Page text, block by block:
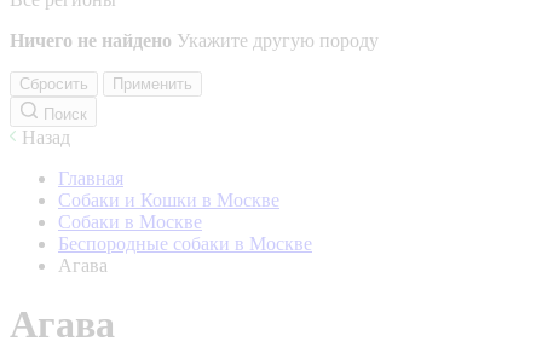
Ничего не найдено Укажите другую породу
Сбросить
Применить
Поиск
Назад
Главная
Собаки и Кошки в Москве
Собаки в Москве
Беспородные собаки в Москве
Агава
Агава